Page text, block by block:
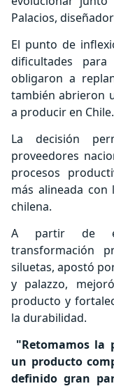
Palacios,
El punto de
dificultades
obligaron a
también abrieron
a producir en Chile.
La decisión
proveedores
procesos
más alineada con
chilena.
A partir de
transformación
siluetas, apostó
y palazzo,
producto y
la durabilidad.
"Retomamos la
un producto
definido gran